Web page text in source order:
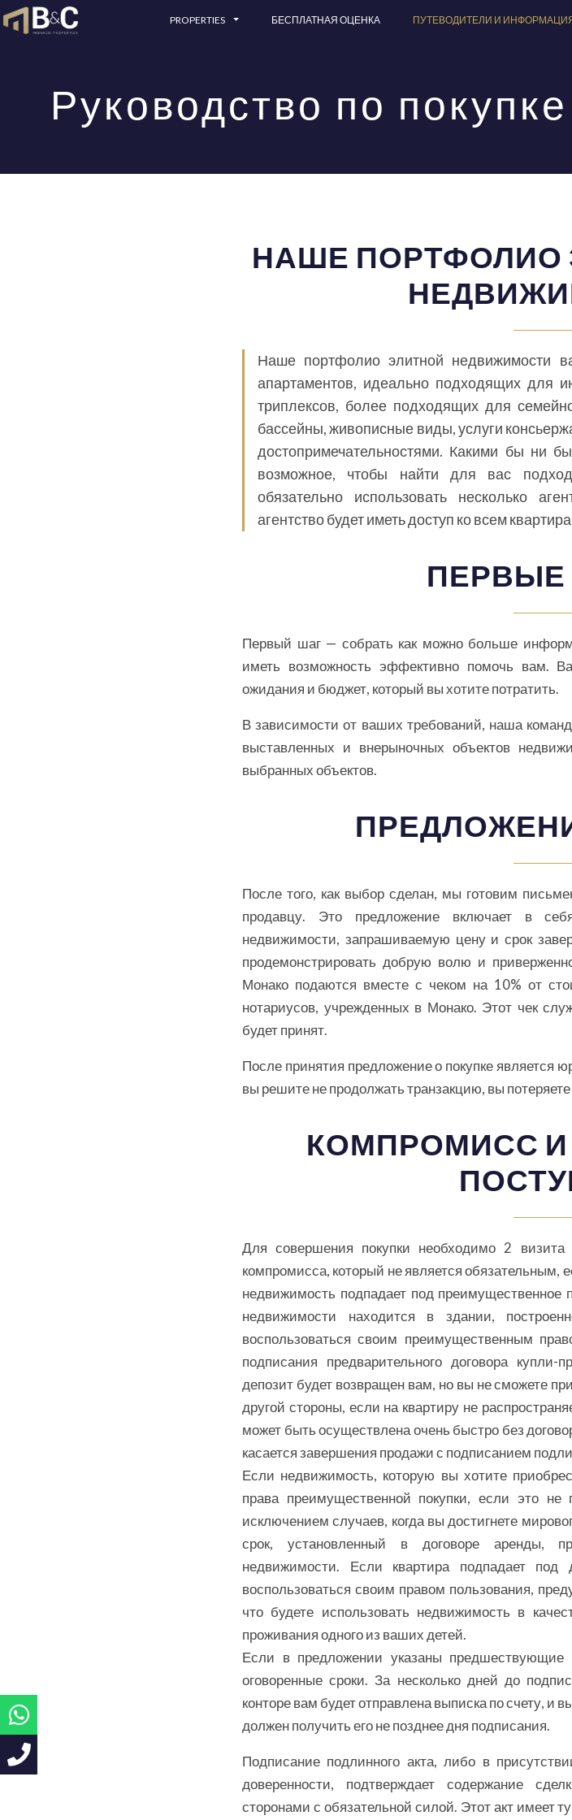
PROPERTIES БЕСПЛАТНАЯ ОЦЕНКА ПУТЕВОДИТЕЛИ И
Руководство по покупке
НАШЕ ПОРТФОЛИО
Наше портфолио элитной недвижимости
апартаментов, идеально подходящих для
триплексов, более подходящих для
бассейны, живописные виды, услуги
достопримечательностями. Какими бы ни
возможное, чтобы найти для вас
обязательно использовать несколько
агентство будет иметь доступ ко всем
ПЕРВЫЕ
Первый шаг — собрать как можно больше
иметь возможность эффективно помочь вам.
ожидания и бюджет, который вы хотите потратить.
В зависимости от ваших требований, наша
выставленных и внерыночных объектов
выбранных объектов.
После того, как выбор сделан, мы готовим
продавцу. Это предложение включает в
недвижимости, запрашиваемую цену и срок
продемонстрировать добрую волю и
Монако подаются вместе с чеком на 10% от
нотариусов, учрежденных в Монако. Этот чек
будет принят.
После принятия предложение о покупке
вы решите не продолжать транзакцию, вы
КОМПРОМИСС
Для совершения покупки необходимо 2
компромисса, который не является обязательным,
недвижимость подпадает под преимущественное
недвижимости находится в здании,
воспользоваться своим преимущественным
подписания предварительного договора
депозит будет возвращен вам, но вы не сможете
другой стороны, если на квартиру не
может быть осуществлена очень быстро без
касается завершения продажи с подписанием
Если недвижимость, которую вы хотите
права преимущественной покупки, если это
исключением случаев, когда вы достигнете
срок, установленный в договоре аренды,
недвижимости. Если квартира подпадает
воспользоваться своим правом пользования,
что будете использовать недвижимость в
проживания одного из ваших детей.
Если в предложении указаны
оговоренные сроки. За несколько дней до
конторе вам будет отправлена выписка по счету, и
должен получить его не позднее дня подписания.
Подписание подлинного акта, либо в
доверенности, подтверждает содержание
сторонами с обязательной силой. Этот акт имеет